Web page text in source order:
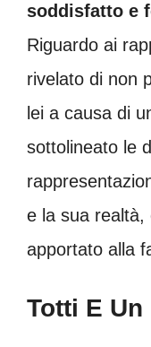
soddisfatto e
Riguardo ai
rivelato di non
lei a causa di
sottolineato le
e la sua realtà,
apportato alla
Totti E